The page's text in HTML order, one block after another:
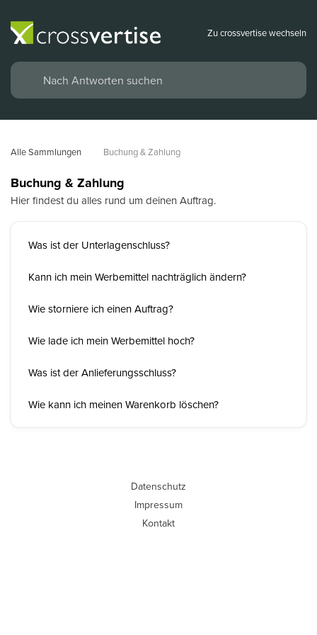
Zu crossvertise wechseln
Alle Sammlungen Buchung & Zahlung
Buchung & Zahlung
Hier findest du alles rund um deinen Auftrag.
Was ist der Unterlagenschluss?
Kann ich mein Werbemittel nachträglich ändern?
Wie storniere ich einen Auftrag?
Wie lade ich mein Werbemittel hoch?
Was ist der Anlieferungsschluss?
Wie kann ich meinen Warenkorb löschen?
Datenschutz
Impressum
Kontakt